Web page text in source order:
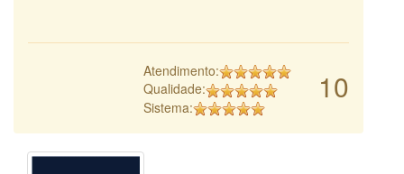
10
Atendimento:
Qualidade:
Sistema: